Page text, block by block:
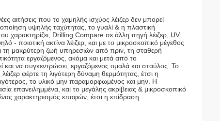
αιτήσεις που το χαμηλής ισχύος λέιζερ δεν μπορεί
υψηλής ταχύτητας, το γυαλί & η πλαστική
χαρακτηρίζει, Drilling.Compare σε άλλη πηγή λέιζερ, UV
- ποιοτική ακτίνα λέιζερ, και με το μικροσκοπικό μέγεθος
μακρύτερη ζωή υπηρεσιών από πριν, τη σταθερή
εργαζόμενος, ακόμα και μετά από το
και να συγκεντρώσει, εργαζόμενος ομαλά και σταύλος. Το
φέρτε τη λιγότερη δύναμη θερμότητας, έτσι η
το υλικό μην παραμορφωμένος και μην. Η
επανειλημμένα, και το μεγάλης ακρίβειας & μικροσκοπικό
χαρακτηρισμός επαφών, έτσι η επίδραση